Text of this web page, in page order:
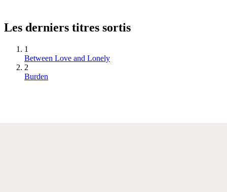
Les derniers titres sortis
1
Between Love and Lonely
2
Burden